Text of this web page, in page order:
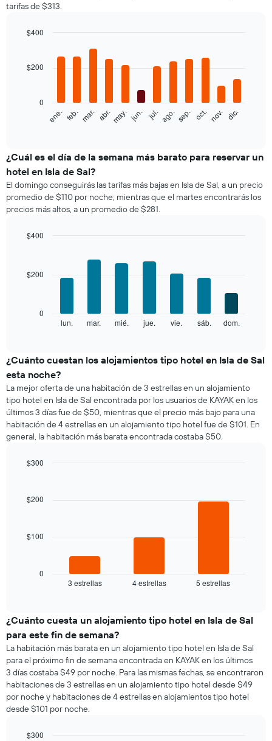
tarifas de $313.
with
siguiente
el
precio
promedio
de
una
habitación
mes
muestra
El
gráfico
muestra
1
eje
Y
que
indica
precio
una
ene. feb. mar. abr.may. jun. jul. ago. sep. oct. nov. dic.
0
$200
$400
¿Cuál es el día de la semana más barato para reservar un
hotel en Isla de Sal?
El domingo conseguirás las tarifas más bajas en Isla de Sal, a un precio
promedio de $110 por noche; mientras que el martes encontrarás los
precios más altos, a un promedio de $281.
el
precio
promedio
de
una
habitación
por
cada
de
El
gráfico
eje
indica
la
semana.
El
gráfico
muestra
1
Y
que
el
lun. mar. mié. jue. vie. sáb. dom.
0
$200
$400
¿Cuánto cuestan los alojamientos tipo hotel en Isla de Sal
esta noche?
La mejor oferta de una habitación de 3 estrellas en un alojamiento
tipo hotel en Isla de Sal encontrada por los usuarios de KAYAK en los
últimos 3 días fue de $50, mientras que el precio más bajo para una
habitación de 4 estrellas en un alojamiento tipo hotel fue de $101. En
general, la habitación más barata encontrada costaba $50.
with
El
muestra
de
una
habitación
para
esta
noche,
calculado
a
partir
los
3 estrellas 4 estrellas 5 estrellas
0
$100
$200
$300
¿Cuánto cuesta un alojamiento tipo hotel en Isla de Sal
para este fin de semana?
La habitación más barata en un alojamiento tipo hotel en Isla de Sal
para el próximo fin de semana encontrada en KAYAK en los últimos
3 días costaba $49 por noche. Para las mismas fechas, se encontraron
habitaciones de 3 estrellas en un alojamiento tipo hotel desde $49
por noche y habitaciones de 4 estrellas en alojamientos tipo hotel
desde $101 por noche.
$300